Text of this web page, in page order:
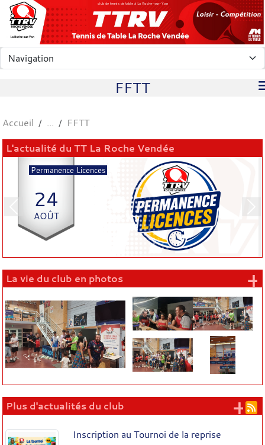
club de tennis de table à La Roche-sur-Yon
FFTT
Accueil
FFTT
L'actualité du TT La Roche Vendée
24
AOÛT
Permanence Licences
La vie du club en photos
Plus d'actualités du club
Inscription au Tournoi de la reprise
+
Panneau de gestion des cookies